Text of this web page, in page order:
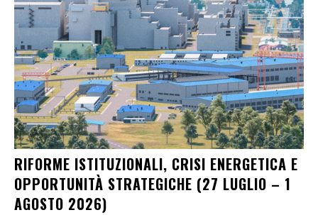
RIFORME ISTITUZIONALI, CRISI ENERGETICA E
OPPORTUNITÀ STRATEGICHE (27 LUGLIO – 1
AGOSTO 2026)